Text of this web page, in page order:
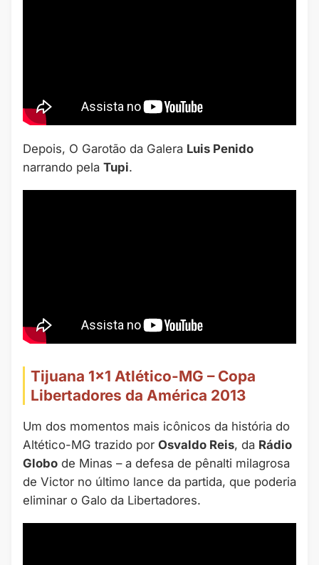
Depois, O Garotão da Galera Luis Penido
narrando pela Tupi.
Tijuana 1×1 Atlético-MG – Copa
Libertadores da América 2013
Um dos momentos mais icônicos da história do
Altético-MG trazido por Osvaldo Reis, da Rádio
Globo de Minas – a defesa de pênalti milagrosa
de Victor no último lance da partida, que poderia
eliminar o Galo da Libertadores.